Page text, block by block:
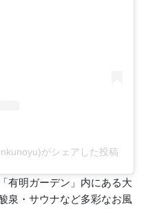
がシェアした投稿
有明ガーデン」内にある大
泉・サウナなど多彩なお風